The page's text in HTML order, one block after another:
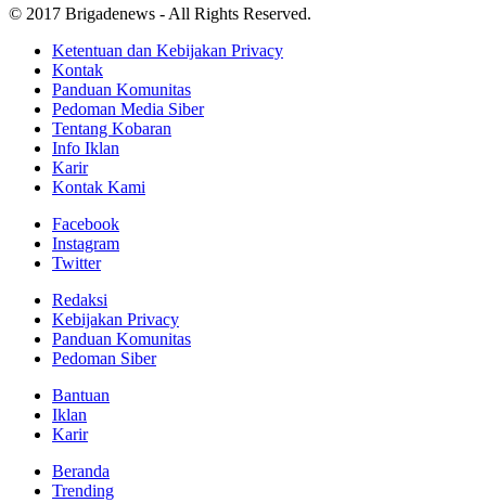
© 2017 Brigadenews - All Rights Reserved.
Ketentuan dan Kebijakan Privacy
Kontak
Panduan Komunitas
Pedoman Media Siber
Tentang Kobaran
Info Iklan
Karir
Kontak Kami
Facebook
Instagram
Twitter
Redaksi
Kebijakan Privacy
Panduan Komunitas
Pedoman Siber
Bantuan
Iklan
Karir
Beranda
Trending